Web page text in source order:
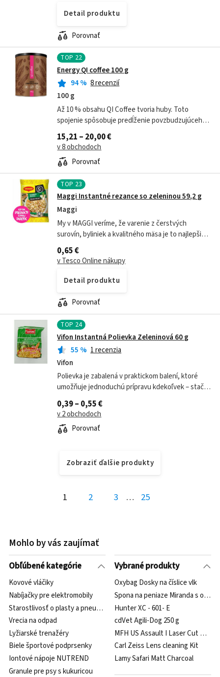
Detail produktu
Porovnať
TOP 22
Energy QI coffee 100 g
94% 8 recenzií
100 g
Až 10 % obsahu QI Coffee tvoria huby. Toto
spojenie spôsobuje predĺženie povzbudzujúceho
efektu kávy, ktorý vedie k väčšej vitalite,
vytrvalosti a predovšetkým odolnosti voči...
15,21 – 20,00 €
v 8 obchodoch
Porovnať
TOP 23
Maggi Instantné rezance so zeleninou 59,2 g
Maggi
My v MAGGI veríme, že varenie z čerstvých
surovín, byliniek a kvalitného mäsa je to najlepšie,
čo si môžete dopriať. Zároveň vieme, že mnoho z
vás nemá vždy možnosť alebo čas si...
0,65 €
v Tesco Online nákupy
Detail produktu
Porovnať
TOP 24
Vifon Instantná Polievka Zeleninová 60 g
55 % 1 recenzia
Vifon
Polievka je zabalená v praktickom balení, ktoré
umožňuje jednoduchú prípravu kdekoľvek – stačí
zaliať horúcou vodou a polievka je pripravená.
0,39 – 0,55 €
v 2 obchodoch
Porovnať
Zobraziť ďalšie produkty
1 2 3 … 25
Mohlo by vás zaujímať
Obľúbené kategórie
Kovové vláčiky
Nabíjačky pre elektromobily
Starostlivosť o plasty a pneumatiky
Vrecia na odpad
Lyžiarské trenažéry
Biele športové podprsenky
Iontové nápoje NUTREND
Granule pre psy s kukuricou
Vybrané produkty
Oxybag Dosky na číslice vlk
Spona na peniaze Miranda s
Hunter XC - 601- E
cdVet Agili-Dog 250 g
MFH US Assault I Laser Cut
Carl Zeiss Lens cleaning Kit
Lamy Safari Matt Charcoal